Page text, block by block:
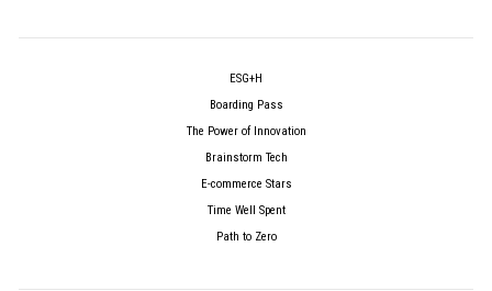
ESG+H
Boarding Pass
The Power of Innovation
Brainstorm Tech
E-commerce Stars
Time Well Spent
Path to Zero